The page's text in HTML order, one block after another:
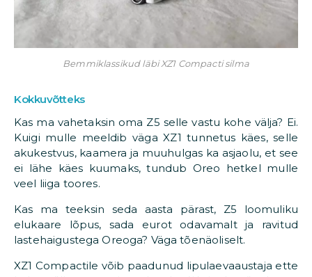
Bemmiklassikud läbi XZ1 Compacti silma
Kokkuvõtteks
Kas ma vahetaksin oma Z5 selle vastu kohe välja? Ei.
Kuigi mulle meeldib väga XZ1 tunnetus käes, selle
akukestvus, kaamera ja muuhulgas ka asjaolu, et see
ei lähe käes kuumaks, tundub Oreo hetkel mulle
veel liiga toores.
Kas ma teeksin seda aasta pärast, Z5 loomuliku
elukaare lõpus, sada eurot odavamalt ja ravitud
lastehaigustega Oreoga? Väga tõenäoliselt.
XZ1 Compactile võib paadunud lipulaevaaustaja ette